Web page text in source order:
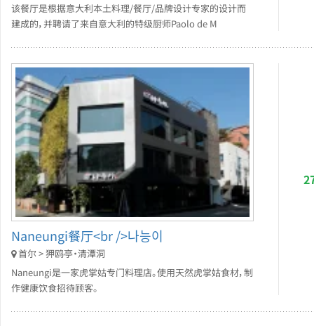
该餐厅是根据意大利本土料理/餐厅/品牌设计专家的设计而
建成的，并聘请了来自意大利的特级厨师Paolo de M
Naneungi餐厅<br />나능이
首尔 > 狎鸥亭・清潭洞
Naneungi是一家虎掌姑专门料理店。使用天然虎掌姑食材，制
作健康饮食招待顾客。